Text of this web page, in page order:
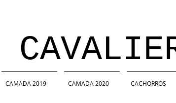
CAMADA 2019 CAMADA 2020 CACHORROS